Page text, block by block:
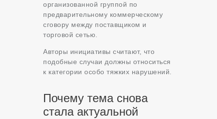
организованной группой по
предварительному коммерческому
сговору между поставщиком и
торговой сетью.
Авторы инициативы считают, что
подобные случаи должны относиться
к категории особо тяжких нарушений.
Почему тема снова
стала актуальной